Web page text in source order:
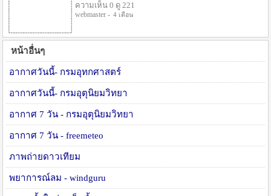
ความเห็น 0 ดู 221
webmaster - 4 เดือน
หน้าอื่นๆ
อากาศวันนี้- กรมอุทกศาสตร์
อากาศวันนี้- กรมอุตุนิยมวิทยา
อากาศ 7 วัน - กรมอุตุนิยมวิทยา
อากาศ 7 วัน - freemeteo
ภาพถ่ายดาวเทียม
พยาการณ์ลม - windguru